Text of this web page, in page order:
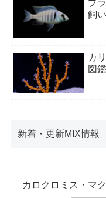
プ
飼
カ
図
新着・更新MIX情報
カロクロミス・マ